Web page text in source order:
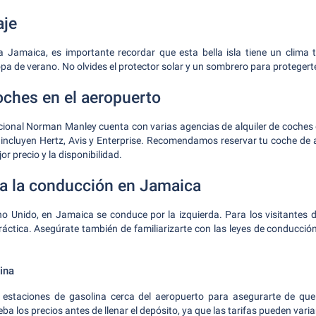
Jamaica, es importante recordar que esta bella isla tiene un clima
de verano. No olvides el protector solar y un sombrero para
en el aeropuerto
Norman Manley cuenta con varias agencias de alquiler de
Hertz, Avis y Enterprise. Recomendamos reservar tu coche de
precio y la disponibilidad.
la conducción en Jamaica
Unido, en Jamaica se conduce por la izquierda. Para los visitantes
Asegúrate también de familiarizarte con las leyes de
de gasolina cerca del aeropuerto para asegurarte de
los precios antes de llenar el depósito, ya que las tarifas pueden